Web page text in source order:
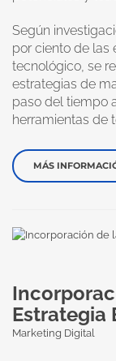
Según
por ciento de las
tecnológico, se
estrategias de
paso del tiempo
herramientas de
MÁS
Estrategia
Marketing Digital